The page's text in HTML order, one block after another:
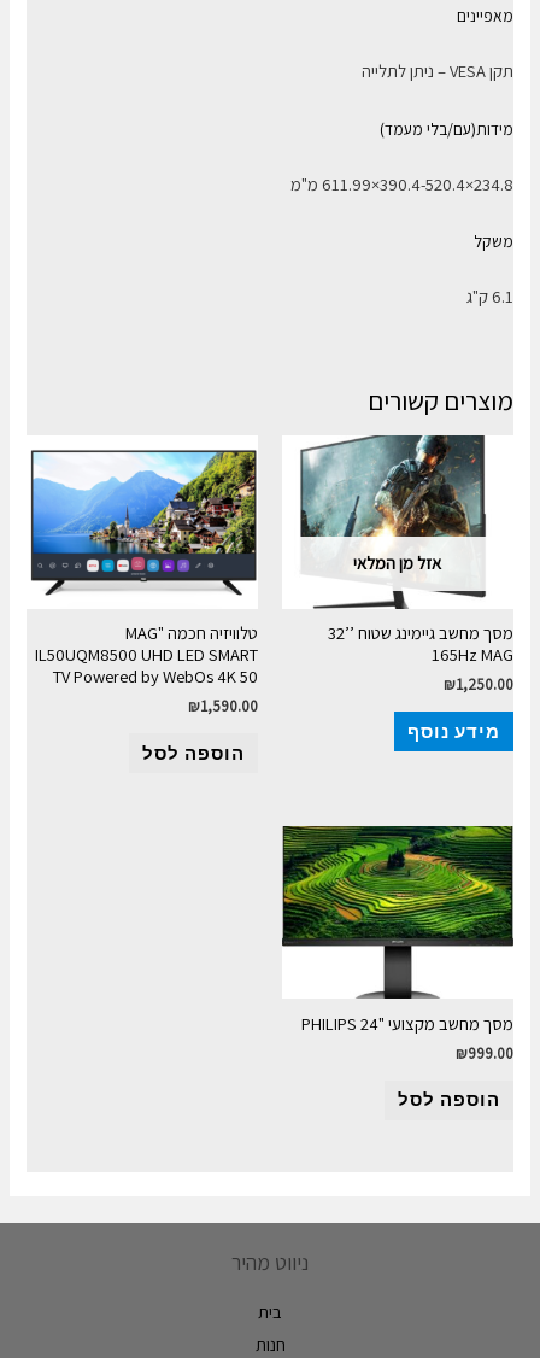
מאפיינים
תקן VESA – ניתן לתלייה
מידות(עם/בלי מעמד)
234.8×390.4-520.4×611.99 מ"מ
משקל
6.1 ק"ג
מוצרים קשורים
אזל מן המלאי
מסך מחשב גיימינג שטוח ’’32
165Hz MAG
₪1,250.00
מידע נוסף
טלוויזיה חכמה "MAG
IL50UQM8500 UHD LED SMART
TV Powered by WebOs 4K 50
₪1,590.00
הוספה לסל
מסך מחשב מקצועי "PHILIPS 24
₪999.00
הוספה לסל
ניווט מהיר
בית
חנות